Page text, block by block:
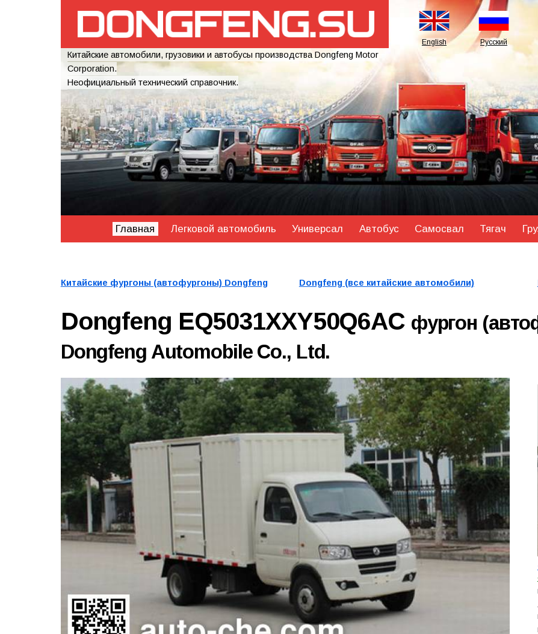
Китайские автомобили, грузовики и автобусы производства Dongfeng Motor
Corporation.
Неофициальный технический справочник.
English Русский
Главная Легковой автомобиль Универсал Автобус Самосвал Тягач
Китайские фургоны (автофургоны) Dongfeng Dongfeng (все китайские автомобили)
Dongfeng EQ5031XXY50Q6AC фургон
Dongfeng Automobile Co., Ltd.